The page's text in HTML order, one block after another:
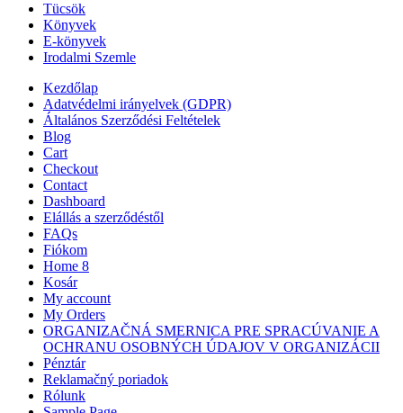
Tücsök
Könyvek
E-könyvek
Irodalmi Szemle
Kezdőlap
Adatvédelmi irányelvek (GDPR)
Általános Szerződési Feltételek
Blog
Cart
Checkout
Contact
Dashboard
Elállás a szerződéstől
FAQs
Fiókom
Home 8
Kosár
My account
My Orders
ORGANIZAČNÁ SMERNICA PRE SPRACÚVANIE A
OCHRANU OSOBNÝCH ÚDAJOV V ORGANIZÁCII
Pénztár
Reklamačný poriadok
Rólunk